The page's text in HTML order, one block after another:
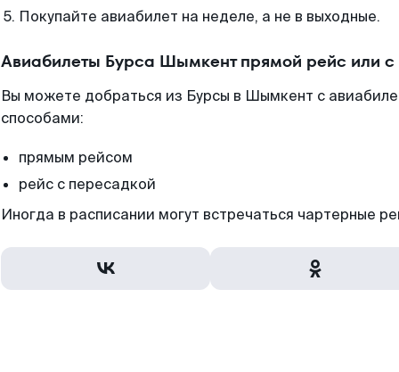
Покупайте авиабилет на неделе, а не в выходные.
Авиабилеты Бурса Шымкент прямой рейс или
Вы можете добраться из Бурсы в Шымкент с
способами:
прямым рейсом
рейс с пересадкой
Иногда в расписании могут встречаться чартерные